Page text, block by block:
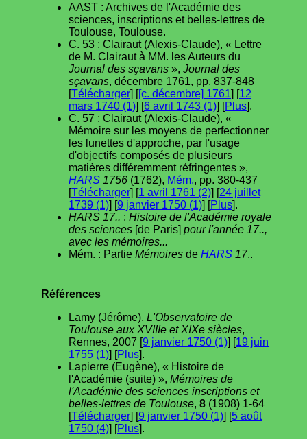
AAST : Archives de l'Académie des
sciences, inscriptions et belles-lettres de
Toulouse, Toulouse.
C. 53 : Clairaut (Alexis-Claude), « Lettre
de M. Clairaut à MM. les Auteurs du
Journal des sçavans », Journal des
sçavans, décembre 1761, pp. 837-848
[Télécharger] [[c. décembre] 1761] [12
mars 1740 (1)] [6 avril 1743 (1)] [Plus].
C. 57 : Clairaut (Alexis-Claude), «
Mémoire sur les moyens de perfectionner
les lunettes d'approche, par l'usage
d'objectifs composés de plusieurs
matières différemment réfringentes »,
HARS 1756 (1762), Mém., pp. 380-437
[Télécharger] [1 avril 1761 (2)] [24 juillet
1739 (1)] [9 janvier 1750 (1)] [Plus].
HARS 17.. : Histoire de l'Académie royale
des sciences [de Paris] pour l'année 17..,
avec les mémoires...
Mém. : Partie Mémoires de HARS 17..
Références
Lamy (Jérôme), L'Observatoire de
Toulouse aux XVIIIe et XIXe siècles,
Rennes, 2007 [9 janvier 1750 (1)] [19 juin
1755 (1)] [Plus].
Lapierre (Eugène), « Histoire de
l'Académie (suite) », Mémoires de
l'Académie des sciences inscriptions et
belles-lettres de Toulouse, 8 (1908) 1-64
[Télécharger] [9 janvier 1750 (1)] [5 août
1750 (4)] [Plus].